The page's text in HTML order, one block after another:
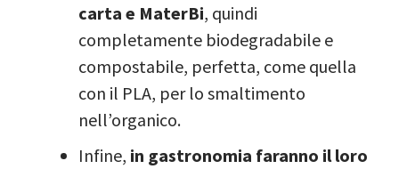
carta e MaterBi, quindi
completamente biodegradabile e
compostabile, perfetta, come quella
con il PLA, per lo smaltimento
nell’organico.
Infine, in gastronomia faranno il loro